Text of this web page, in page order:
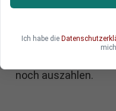
Wegen der
genügend Rendite,
Regierung. Daher
noch auszahlen.
Ich habe die